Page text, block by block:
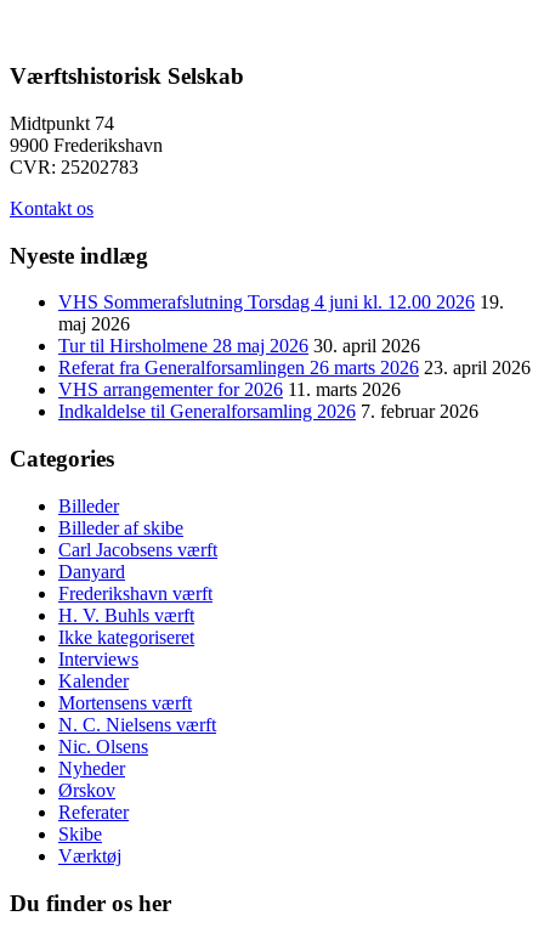
Værftshistorisk Selskab
Midtpunkt 74
9900 Frederikshavn
CVR: 25202783
Kontakt os
Nyeste indlæg
VHS Sommerafslutning Torsdag 4 juni kl. 12.00 2026 19.
maj 2026
Tur til Hirsholmene 28 maj 2026 30. april 2026
Referat fra Generalforsamlingen 26 marts 2026 23. april 2026
VHS arrangementer for 2026 11. marts 2026
Indkaldelse til Generalforsamling 2026 7. februar 2026
Categories
Billeder
Billeder af skibe
Carl Jacobsens værft
Danyard
Frederikshavn værft
H. V. Buhls værft
Ikke kategoriseret
Interviews
Kalender
Mortensens værft
N. C. Nielsens værft
Nic. Olsens
Nyheder
Ørskov
Referater
Skibe
Værktøj
Du finder os her